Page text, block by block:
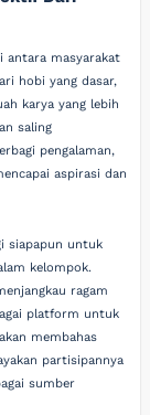
antara masyarakat
hobi yang dasar,
karya yang lebih
saling
pengalaman,
aspirasi dan
siapapun untuk
kelompok.
ragam
platform untuk
membahas
partisipannya
sumber